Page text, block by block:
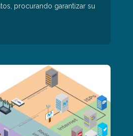
procurando garantizar su